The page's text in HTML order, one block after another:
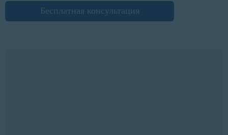
Бесплатная консультация